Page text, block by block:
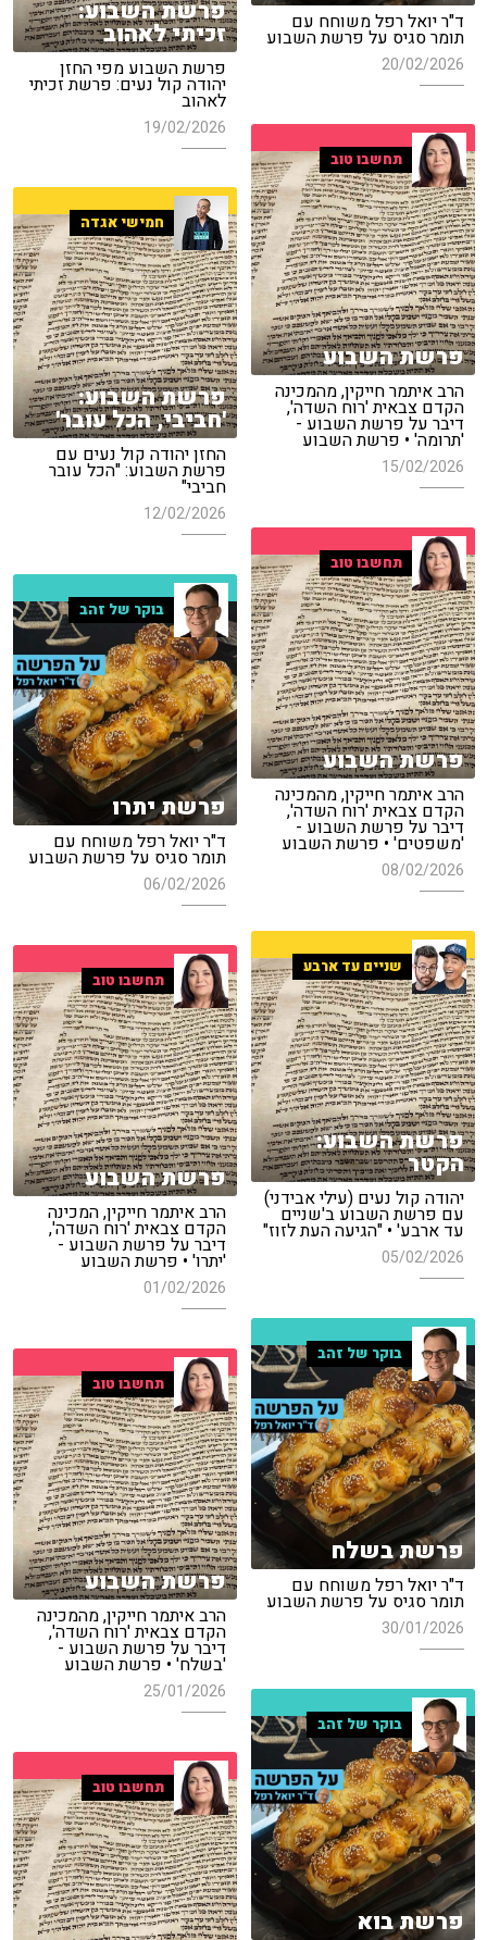
ד"ר יואל רפל משוחח עם
תומר סגיס על פרשת השבוע
20/02/2026
פרשת השבוע:
זכיתי לאהוב
פרשת השבוע מפי החזן
יהודה קול נעים: פרשת זכיתי
לאהוב
19/02/2026
תחשבו טוב
פרשת השבוע
הרב איתמר חייקין, מהמכינה
הקדם צבאית 'רוח השדה',
דיבר על פרשת השבוע -
'תרומה' • פרשת השבוע
15/02/2026
חמישי אגדה
פרשת השבוע:
'חביבי, הכל עובר'
החזן יהודה קול נעים עם
פרשת השבוע: "הכל עובר
חביבי"
12/02/2026
תחשבו טוב
פרשת השבוע
הרב איתמר חייקין, מהמכינה
הקדם צבאית 'רוח השדה',
דיבר על פרשת השבוע -
'משפטים' • פרשת השבוע
08/02/2026
בוקר של זהב
פרשת יתרו
ד"ר יואל רפל משוחח עם
תומר סגיס על פרשת השבוע
06/02/2026
שניים עד ארבע
פרשת השבוע:
הקטר
יהודה קול נעים (עילי אבידני)
עם פרשת השבוע ב'שניים
עד ארבע' • "הגיעה העת לזוז"
05/02/2026
תחשבו טוב
פרשת השבוע
הרב איתמר חייקין, המכינה
הקדם צבאית 'רוח השדה',
דיבר על פרשת השבוע -
'יתרו' • פרשת השבוע
01/02/2026
בוקר של זהב
פרשת בשלח
ד"ר יואל רפל משוחח עם
תומר סגיס על פרשת השבוע
30/01/2026
תחשבו טוב
פרשת השבוע
הרב איתמר חייקין, מהמכינה
הקדם צבאית 'רוח השדה',
דיבר על פרשת השבוע -
'בשלח' • פרשת השבוע
25/01/2026
בוקר של זהב
פרשת בוא
תחשבו טוב